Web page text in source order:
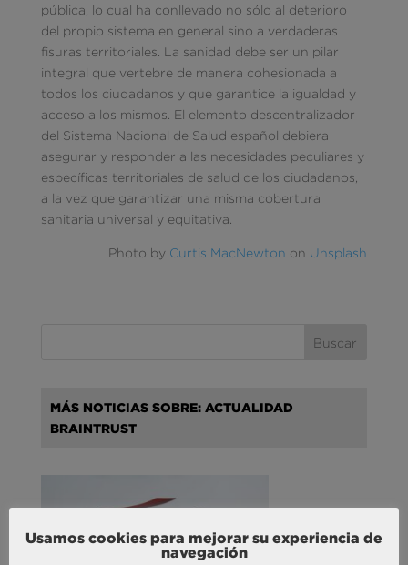
pública, lo cual ha conllevado no sólo al deterioro
del propio sistema en general sino a verdaderas
fisuras territoriales. La sanidad debe ser un pilar
integral que vertebre de manera cohesionada a
todos los ciudadanos y que garantice la igualdad y
acceso a los mismos. El elemento descentralizador
del Sistema Nacional de Salud español debiera
asegurar y responder a las necesidades peculiares y
específicas territoriales de salud de los ciudadanos,
a la vez que garantizar una misma cobertura
sanitaria universal y equitativa.
Photo by Curtis MacNewton on Unsplash
MÁS NOTICIAS SOBRE: ACTUALIDAD
BRAINTRUST
Usamos cookies para mejorar su experiencia de
navegación